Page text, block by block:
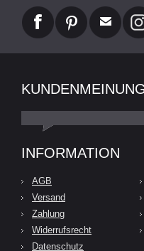
INFORMATION
AGB
Versand
Zahlung
Widerrufsrecht
Datenschutz